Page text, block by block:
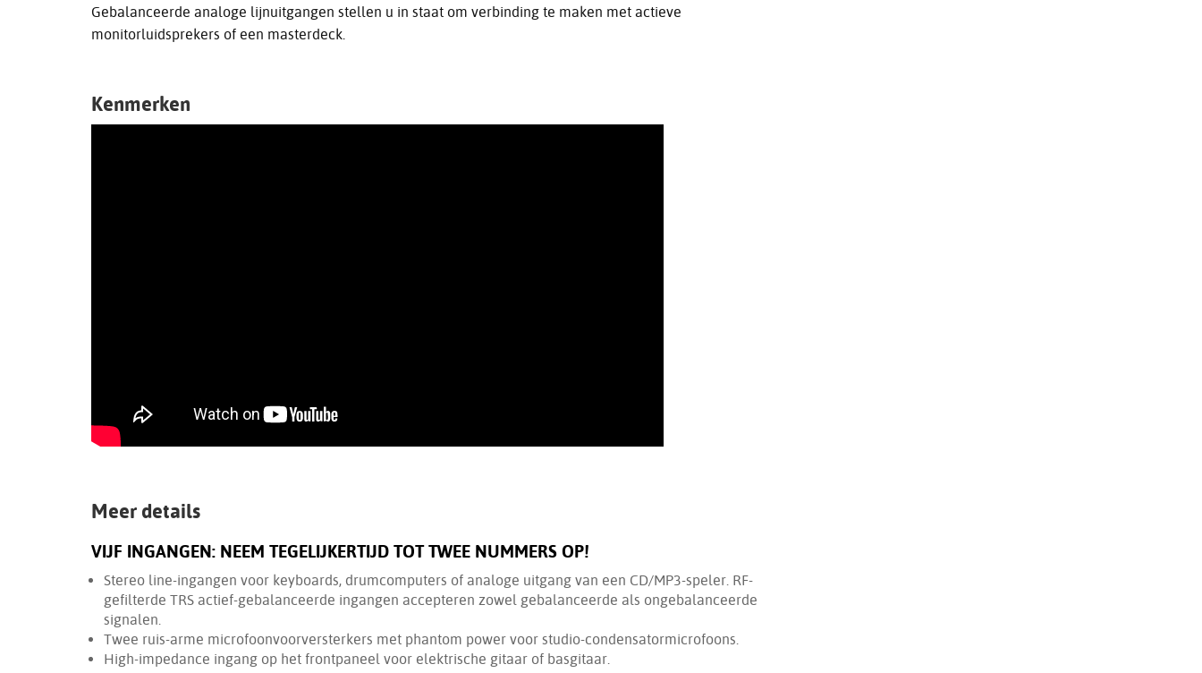
Gebalanceerde analoge lijnuitgangen stellen u in staat om verbinding te maken met actieve
monitorluidsprekers of een masterdeck.
Kenmerken
Meer details
VIJF INGANGEN: NEEM TEGELIJKERTIJD TOT TWEE NUMMERS OP!
Stereo line-ingangen voor keyboards, drumcomputers of analoge uitgang van een CD/MP3-speler. RF-
gefilterde TRS actief-gebalanceerde ingangen accepteren zowel gebalanceerde als ongebalanceerde
signalen.
Twee ruis-arme microfoonvoorversterkers met phantom power voor studio-condensatormicrofoons.
High-impedance ingang op het frontpaneel voor elektrische gitaar of basgitaar.